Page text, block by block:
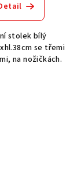
stolek bílý
se třemi
na nožičkách.